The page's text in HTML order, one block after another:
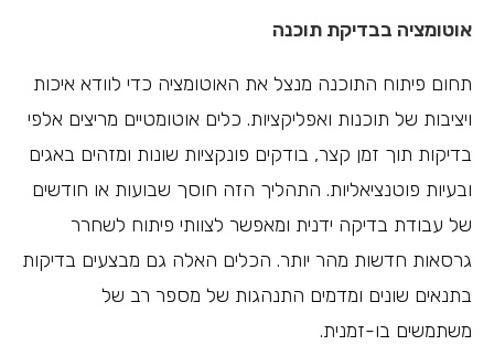
אוטומציה בבדיקת תוכנה
תחום פיתוח התוכנה מנצל את האוטומציה כדי לוודא איכות
ויציבות של תוכנות ואפליקציות. כלים אוטומטיים מריצים אלפי
בדיקות תוך זמן קצר, בודקים פונקציות שונות ומזהים באגים
ובעיות פוטנציאליות. התהליך הזה חוסך שבועות או חודשים
של עבודת בדיקה ידנית ומאפשר לצוותי פיתוח לשחרר
גרסאות חדשות מהר יותר. הכלים האלה גם מבצעים בדיקות
בתנאים שונים ומדמים התנהגות של מספר רב של
משתמשים בו-זמנית.